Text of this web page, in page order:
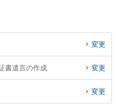
変更
書遺言の作成 変更
変更